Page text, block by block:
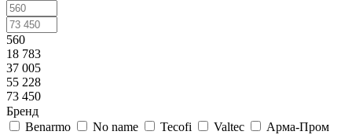
560
18 783
37 005
55 228
73 450
Бренд
Benarmo
No name Tecofi Valtec
Арма-Пром